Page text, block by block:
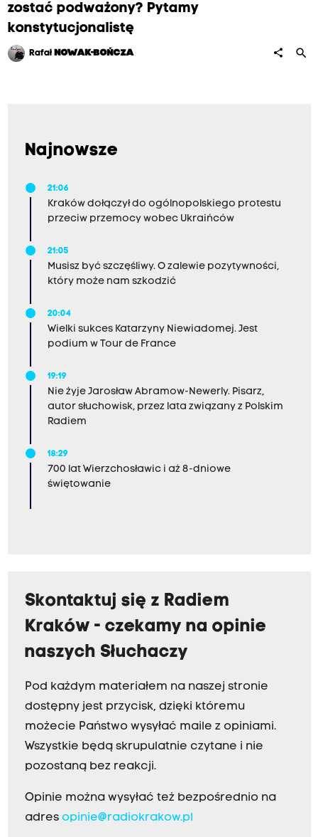
zostać podważony? Pytamy
konstytucjonalistę
Rafał NOWAK-BOŃCZA share search
Najnowsze
21:06
Kraków dołączył do ogólnopolskiego protestu
przeciw przemocy wobec Ukraińców
21:05
Musisz być szczęśliwy. O zalewie pozytywności,
który może nam szkodzić
20:04
Wielki sukces Katarzyny Niewiadomej. Jest
podium w Tour de France
19:19
Nie żyje Jarosław Abramow-Newerly. Pisarz,
autor słuchowisk, przez lata związany z Polskim
Radiem
18:29
700 lat Wierzchosławic i aż 8-dniowe
świętowanie
Skontaktuj się z Radiem
Kraków - czekamy na opinie
naszych Słuchaczy
Pod każdym materiałem na naszej stronie
dostępny jest przycisk, dzięki któremu
możecie Państwo wysyłać maile z opiniami.
Wszystkie będą skrupulatnie czytane i nie
pozostaną bez reakcji.
Opinie można wysyłać też bezpośrednio na
adres opinie@radiokrakow.pl